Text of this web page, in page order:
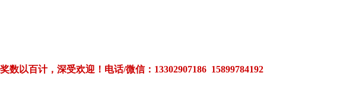
以百计，深受欢迎！电话/微信：13302907186 15899784192